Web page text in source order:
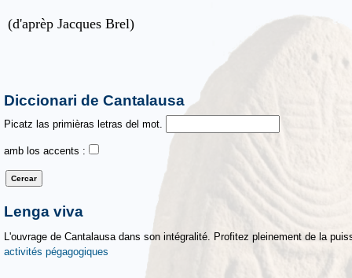
(d'aprèp Jacques Brel)
Diccionari de Cantalausa
Picatz las primièras letras del mot.
amb los accents :
Lenga viva
L'ouvrage de Cantalausa dans son intégralité. Profitez pleinement de la
activités pégagogiques